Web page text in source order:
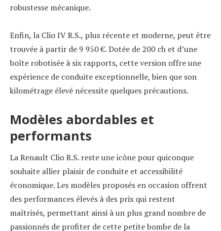
robustesse mécanique.
Enfin, la Clio IV R.S., plus récente et moderne, peut être
trouvée à partir de 9 950 €. Dotée de 200 ch et d’une
boîte robotisée à six rapports, cette version offre une
expérience de conduite exceptionnelle, bien que son
kilométrage élevé nécessite quelques précautions.
Modèles abordables et
performants
La Renault Clio R.S. reste une icône pour quiconque
souhaite allier plaisir de conduite et accessibilité
économique. Les modèles proposés en occasion offrent
des performances élevés à des prix qui restent
maîtrisés, permettant ainsi à un plus grand nombre de
passionnés de profiter de cette petite bombe de la